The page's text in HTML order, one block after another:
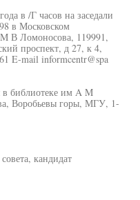
в /Г часов на заседали
в Московском
В Ломоносова, 119991,
проспект, д 27, к 4,
E-mail informcentr@spa
в библиотеке им A M
Воробьевы горы, МГУ, 1-
кандидат